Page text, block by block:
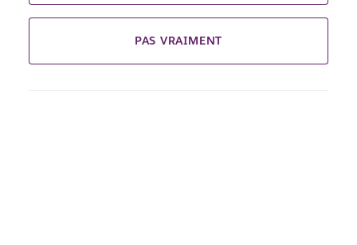
PAS VRAIMENT